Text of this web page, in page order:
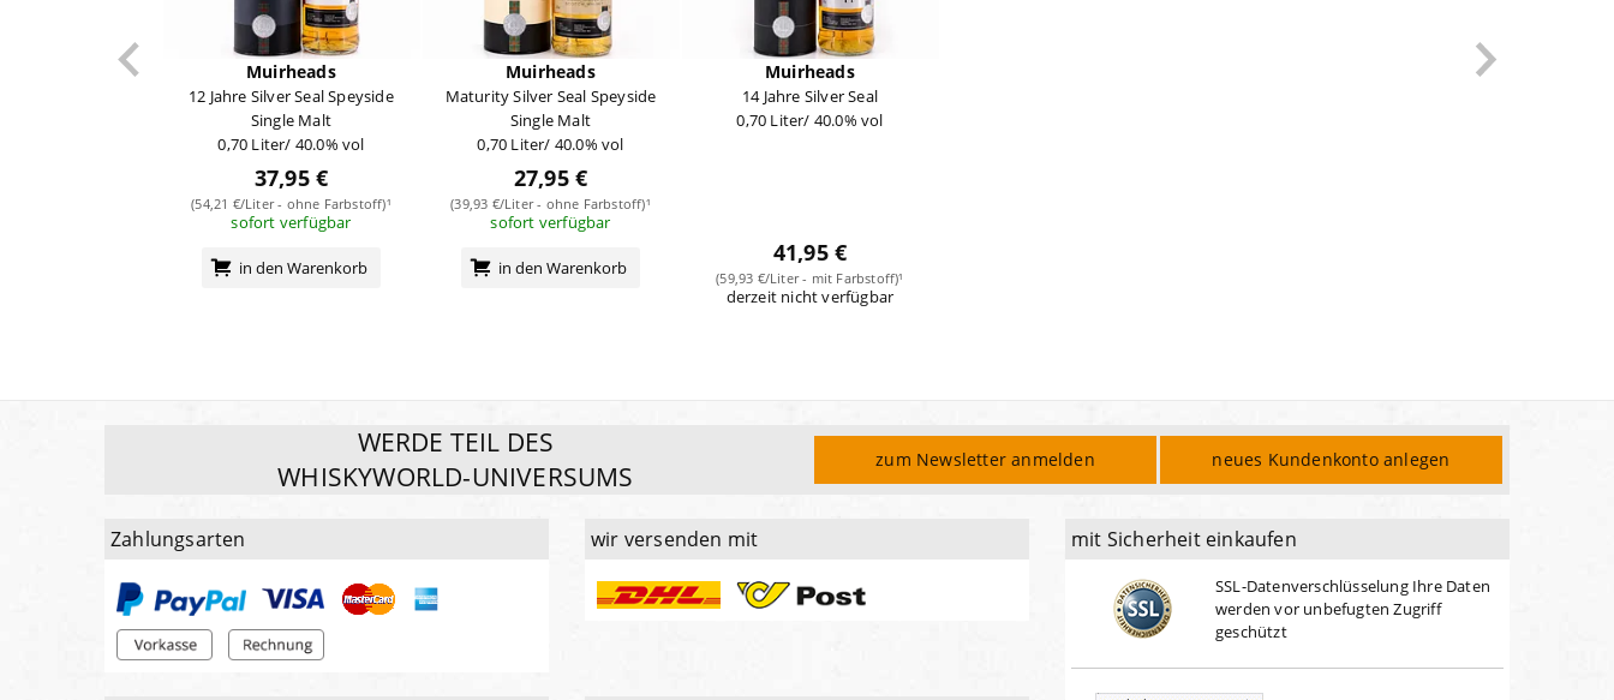
Muirheads
12 Jahre Silver Seal Speyside
Single Malt
0,70 Liter/ 40.0% vol
37,95 €
(54,21 €/Liter - ohne Farbstoff)¹
sofort verfügbar
in den Warenkorb
Muirheads
Maturity Silver Seal Speyside
Single Malt
0,70 Liter/ 40.0% vol
27,95 €
(39,93 €/Liter - ohne Farbstoff)¹
sofort verfügbar
in den Warenkorb
Muirheads
14 Jahre Silver Seal
0,70 Liter/ 40.0% vol
41,95 €
(59,93 €/Liter - mit Farbstoff)¹
derzeit nicht verfügbar
WERDE TEIL DES
WHISKYWORLD-UNIVERSUMS
zum Newsletter anmelden neues Kundenkonto anlegen
Zahlungsarten wir versenden mit mit Sicherheit einkaufen
SSL-Datenverschlüsselung Ihre Daten
werden vor unbefugten Zugriff
geschützt